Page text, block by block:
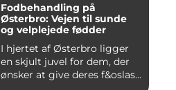
Fodbehandling på
Østerbro: Vejen til sunde
og velplejede fødder
I hjertet af Østerbro ligger
en skjult juvel for dem, der
ønsker at give deres f&oslas...